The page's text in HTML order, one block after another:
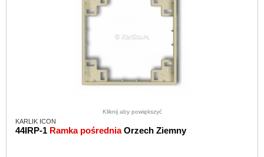
Kliknij aby powiększyć
KARLIK ICON
44IRP-1 Ramka pośredniaOrzech Ziemny